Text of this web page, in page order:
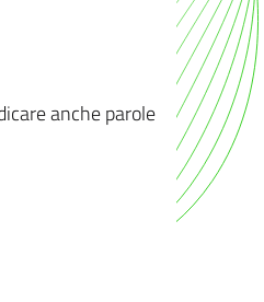
anche parole